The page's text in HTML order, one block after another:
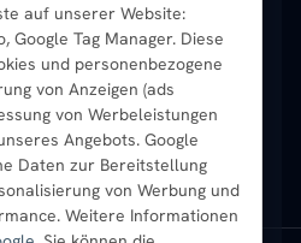
auf unserer Website:
Google Tag Manager. Diese
und personenbezogene
von Anzeigen (ads
von Werbeleistungen
Angebots. Google
Daten zur Bereitstellung
von Werbung und
Weitere Informationen
Handtuchheizkörper
Vertikal-Heizkörper
Badheizkörper Schwarz
ZubehörAktuelle Angebote